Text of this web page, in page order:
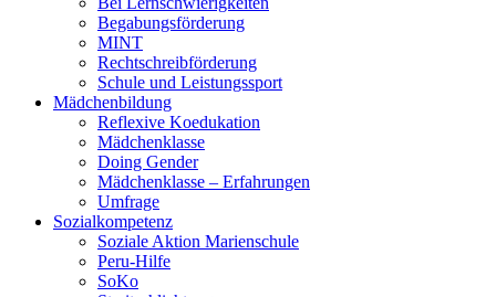
Begabungsförderung
MINT
Rechtschreibförderung
Schule und Leistungssport
Mädchenbildung
Reflexive Koedukation
Mädchenklasse
Doing Gender
Mädchenklasse – Erfahrungen
Umfrage
Sozialkompetenz
Soziale Aktion Marienschule
Peru-Hilfe
SoKo